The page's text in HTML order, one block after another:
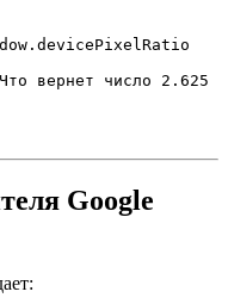
devicePixelRatio
вернет число 2.625
Google